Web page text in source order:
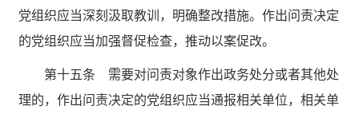
党组织应当深刻汲取教训，明确整改措施。作出问责决定
的党组织应当加强督促检查，推动以案促改。
第十五条 需要对问责对象作出政务处分或者其他处
理的，作出问责决定的党组织应当通报相关单位，相关单